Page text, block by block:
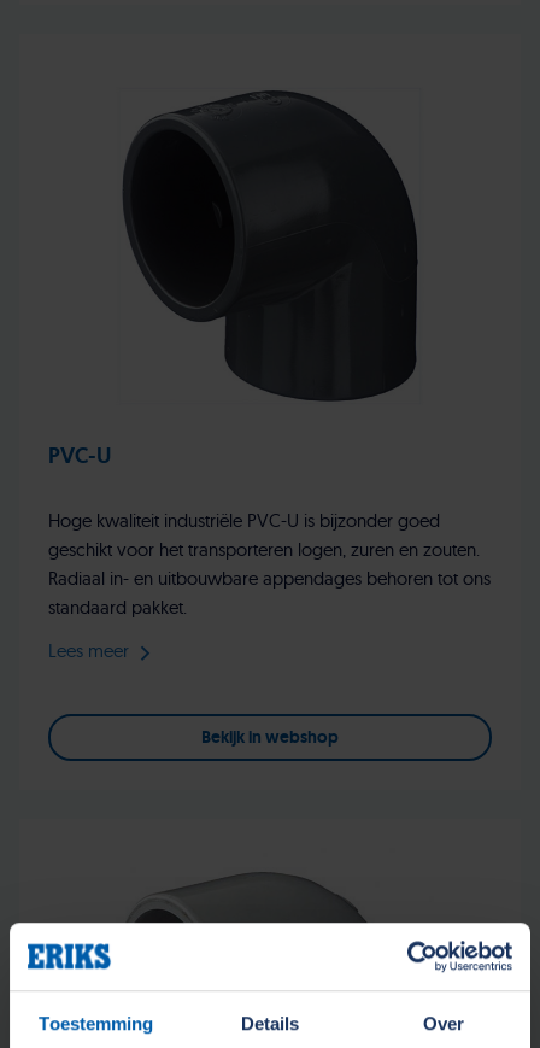
Toestemming Details Over
PVC-U
Hoge kwaliteit industriële PVC-U is bijzonder goed
geschikt voor het transporteren logen, zuren en zouten.
Radiaal in- en uitbouwbare appendages behoren tot ons
standaard pakket.
Lees meer
Bekijk in webshop